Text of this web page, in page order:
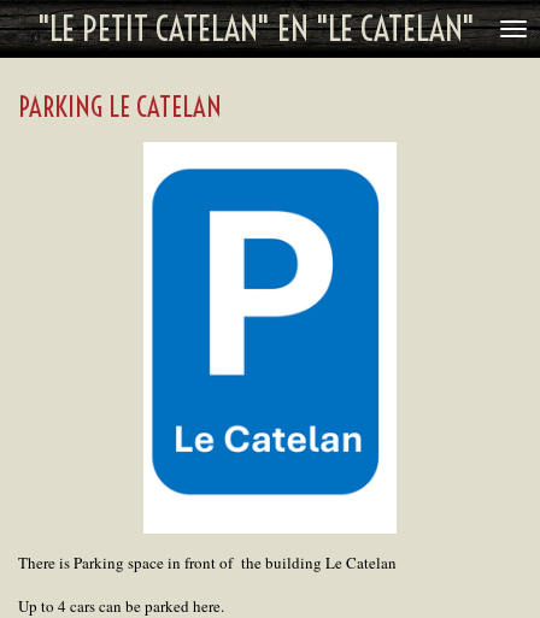
Ga
direct
de
"LE PETIT CATELAN" EN "LE CATELAN"
PARKING LE CATELAN
There is Parking space in front of the building Le Catelan
Up to 4 cars can be parked here.